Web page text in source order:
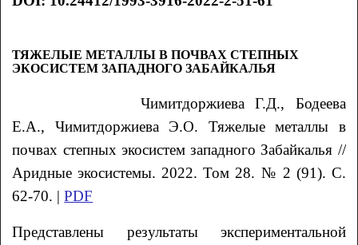
ТЯЖЕЛЫЕ МЕТАЛЛЫ В ПОЧВАХ СТЕПНЫХ
ЭКОСИСТЕМ ЗАПАДНОГО ЗАБАЙКАЛЬЯ
ЧимитдоржиеваГ.Д., Бодеева
Е.А., Чимитдоржиева Э.О. Тяжелые металлы в
почвах степных экосистем западного Забайкалья //
Аридные экосистемы. 2022. Том 28. № 2 (91). С.
62-70. |PDF
Представлены результаты экспериментальной